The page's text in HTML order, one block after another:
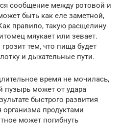
сообщение между ротовой и
быть как еле заметной,
правило, такую расщелину
мяукает или зевает.
тем, что пища будет
и дыхательные пути.
время не мочилась,
может от удара
быстрого развития
организма продуктами
может погибнуть